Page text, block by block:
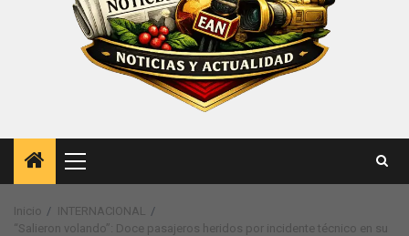
Menú
principal
Inicio
INTERNACIONAL
“Salieron volando”: Doce pasajeros heridos por incidente técnico en su